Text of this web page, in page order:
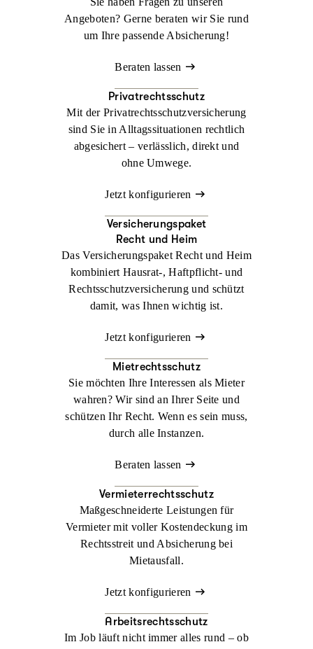
Angeboten? Gerne beraten wir Sie rund
um Ihre passende Absicherung!
Beraten lassen
Privatrechtsschutz
Mit der Privatrechtsschutzversicherung
sind Sie in Alltagssituationen rechtlich
abgesichert – verlässlich, direkt und
ohne Umwege.
Jetzt konfigurieren
Versicherungspaket
Recht und Heim
Das Versicherungspaket Recht und Heim
kombiniert Hausrat-, Haftpflicht- und
Rechtsschutzversicherung und schützt
damit, was Ihnen wichtig ist.
Jetzt konfigurieren
Mietrechtsschutz
Sie möchten Ihre Interessen als Mieter
wahren? Wir sind an Ihrer Seite und
schützen Ihr Recht. Wenn es sein muss,
durch alle Instanzen.
Beraten lassen
Vermieterrechtsschutz
Maßgeschneiderte Leistungen für
Vermieter mit voller Kostendeckung im
Rechtsstreit und Absicherung bei
Mietausfall.
Jetzt konfigurieren
Arbeitsrechtsschutz
Im Job läuft nicht immer alles rund – ob